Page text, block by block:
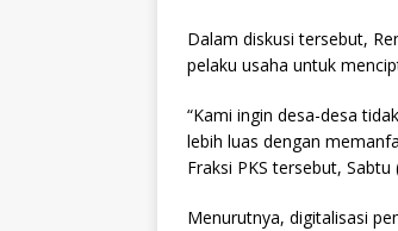
Dalam diskusi tersebut,
pelaku usaha untuk
“Kami ingin desa-desa
lebih luas dengan
Fraksi PKS tersebut, Sabtu
Menurutnya, digitalisasi